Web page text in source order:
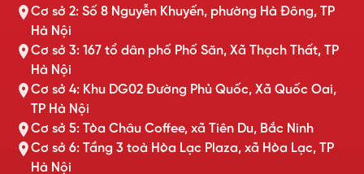
Cơ sở 2: Số 8 Nguyễn Khuyến, phường Hà Đông, TP
Hà Nội
Cơ sở 3: 167 tổ dân phố Phố Săn, Xã Thạch Thất, TP
Hà Nội
Cơ sở 4: Khu DG02 Đường Phủ Quốc, Xã Quốc Oai,
TP Hà Nội
Cơ sở 5: Tòa Châu Coffee, xã Tiên Du, Bắc Ninh
Cơ sở 6: Tầng 3 toà Hòa Lạc Plaza, xã Hòa Lạc, TP
Hà Nội